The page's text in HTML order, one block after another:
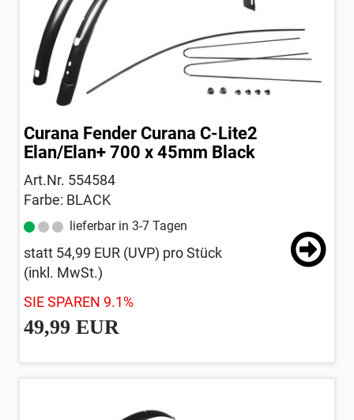
Curana Fender Curana C-Lite2
Elan/Elan+ 700 x 45mm Black
Art.Nr. 554584
Farbe: BLACK
lieferbar in 3-7 Tagen
statt 54,99 EUR (UVP) pro Stück
(inkl. MwSt.)
SIE SPAREN 9.1%
49,99 EUR